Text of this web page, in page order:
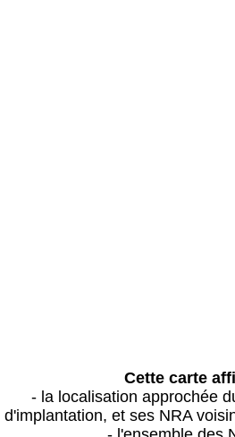
Cette carte
- la localisation approchée
d'implantation, et ses NRA